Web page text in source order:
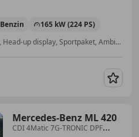
Benzin
165 kW (224 PS)
Panoramadach, Elektrische Sitze, Head-up display, Sportpaket, Ambientebeleuchtung, Abstandstempomat, Sitzheizung, Navigationssystem
Mercedes-Benz ML 420
CDI 4Matic 7G-TRONIC DPF